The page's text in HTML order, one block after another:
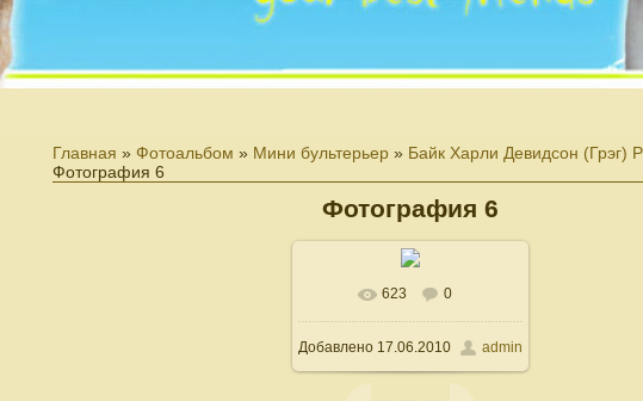
Главная » Фотоальбом » Мини бультерьер » Байк Харли Девидсон (Грэг)
Фотография 6
Фотография 6
В реальном размере
500x600/ 79.3Kb
623 0
Добавлено 17.06.2010 admin